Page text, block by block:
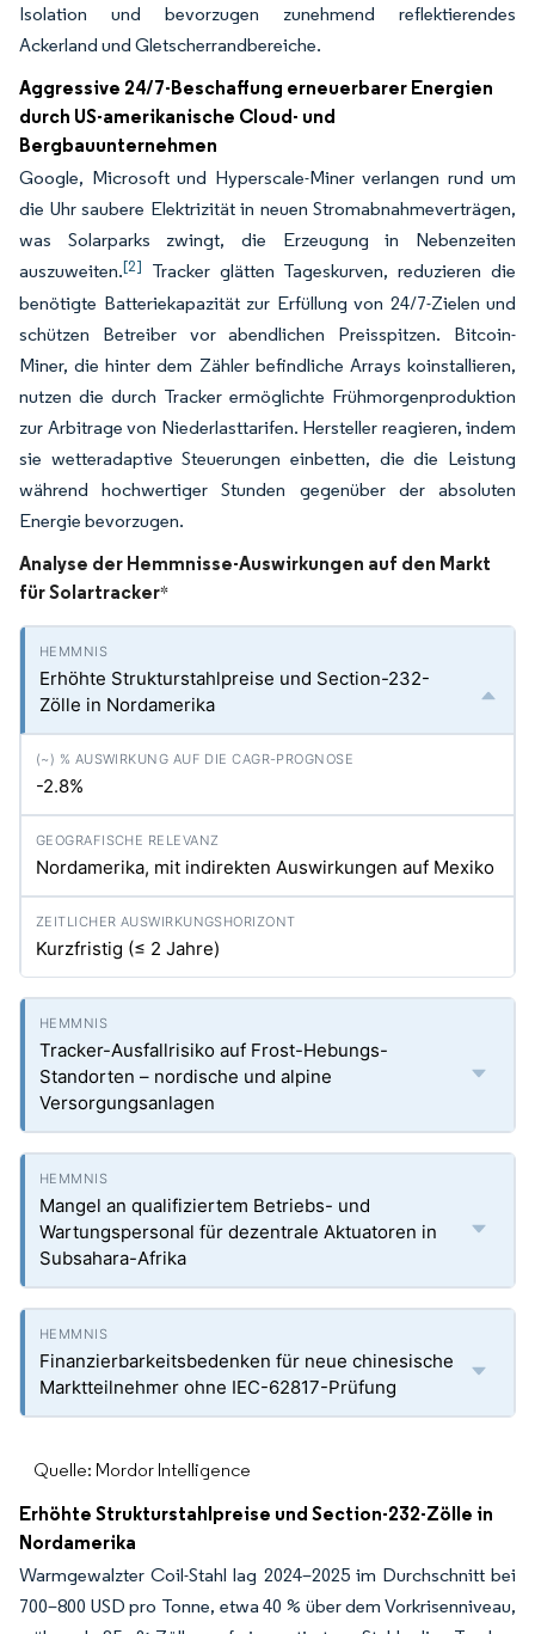
Isolation und bevorzugen zunehmend reflektierendes
Ackerland und Gletscherrandbereiche.
Aggressive 24/7-Beschaffung erneuerbarer Energien
durch US-amerikanische Cloud- und
Bergbauunternehmen
Google, Microsoft und Hyperscale-Miner verlangen rund um
die Uhr saubere Elektrizität in neuen Stromabnahmeverträgen,
was Solarparks zwingt, die Erzeugung in Nebenzeiten
auszuweiten.[2] Tracker glätten Tageskurven, reduzieren die
benötigte Batteriekapazität zur Erfüllung von 24/7-Zielen und
schützen Betreiber vor abendlichen Preisspitzen. Bitcoin-
Miner, die hinter dem Zähler befindliche Arrays koinstallieren,
nutzen die durch Tracker ermöglichte Frühmorgenproduktion
zur Arbitrage von Niederlasttarifen. Hersteller reagieren, indem
sie wetteradaptive Steuerungen einbetten, die die Leistung
während hochwertiger Stunden gegenüber der absoluten
Energie bevorzugen.
Analyse der Hemmnisse-Auswirkungen auf den Markt
für Solartracker*
Erhöhte Strukturstahlpreise und Section-232-
Zölle in Nordamerika
-2.8%
Nordamerika, mit indirekten Auswirkungen auf Mexiko
Kurzfristig (≤ 2 Jahre)
Tracker-Ausfallrisiko auf Frost-Hebungs-
Standorten – nordische und alpine
Versorgungsanlagen
Mangel an qualifiziertem Betriebs- und
Wartungspersonal für dezentrale Aktuatoren in
Subsahara-Afrika
Finanzierbarkeitsbedenken für neue chinesische
Marktteilnehmer ohne IEC-62817-Prüfung
Quelle: Mordor Intelligence
Erhöhte Strukturstahlpreise und Section-232-Zölle in
Nordamerika
Warmgewalzter Coil-Stahl lag 2024–2025 im Durchschnitt bei
700–800 USD pro Tonne, etwa 40 % über dem Vorkrisenniveau,